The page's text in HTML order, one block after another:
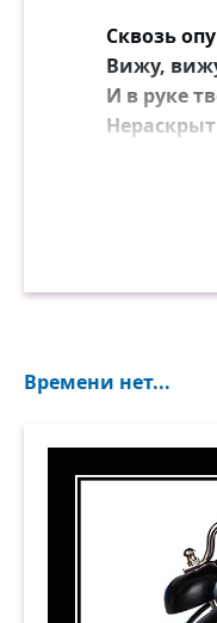
Сквозь
Вижу,
И в руке
Оттого,
В миг,
И
Ты
Завтра
Над
Под
Времени нет...